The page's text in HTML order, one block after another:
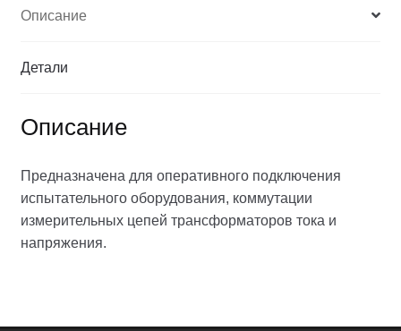
Описание
Детали
Описание
Предназначена для оперативного подключения
испытательного оборудования, коммутации
измерительных цепей трансформаторов тока и
напряжения.